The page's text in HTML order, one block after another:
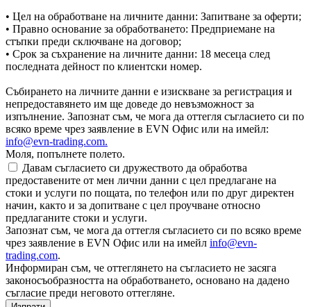
• Цел на обработване на личните данни: Запитване за оферти;
• Правно основание за обработването: Предприемане на
стъпки преди сключване на договор;
• Срок за съхранение на личните данни: 18 месеца след
последната дейност по клиентски номер.
Събирането на личните данни е изискване за регистрация и
непредоставянето им ще доведе до невъзможност за
изпълнение. Запознат съм, че мога да оттегля съгласието си по
всяко време чрез заявление в EVN Офис или на имейл:
info@evn-trading.com.
Моля, попълнете полето.
Давам съгласието си дружеството да обработва
предоставените от мен лични данни с цел предлагане на
стоки и услуги по пощата, по телефон или по друг директен
начин, както и за допитване с цел проучване относно
предлаганите стоки и услуги.
Запознат съм, че мога да оттегля съгласието си по всяко време
чрез заявление в EVN Офис или на имейл info@evn-
trading.com.
Информиран съм, че оттеглянето на съгласието не засяга
законосъобразността на обработването, основано на дадено
съгласие преди неговото оттегляне.